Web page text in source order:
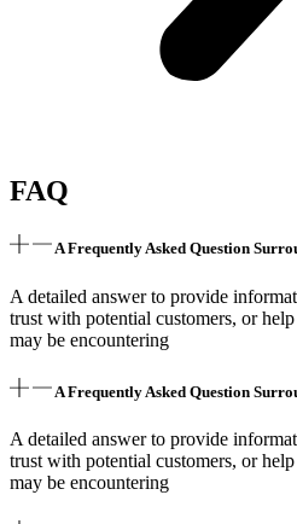
FAQ
A Frequently Asked Question
A detailed answer to provide
trust with potential customers, or
may be encountering
A Frequently Asked Question
A detailed answer to provide
trust with potential customers, or
may be encountering